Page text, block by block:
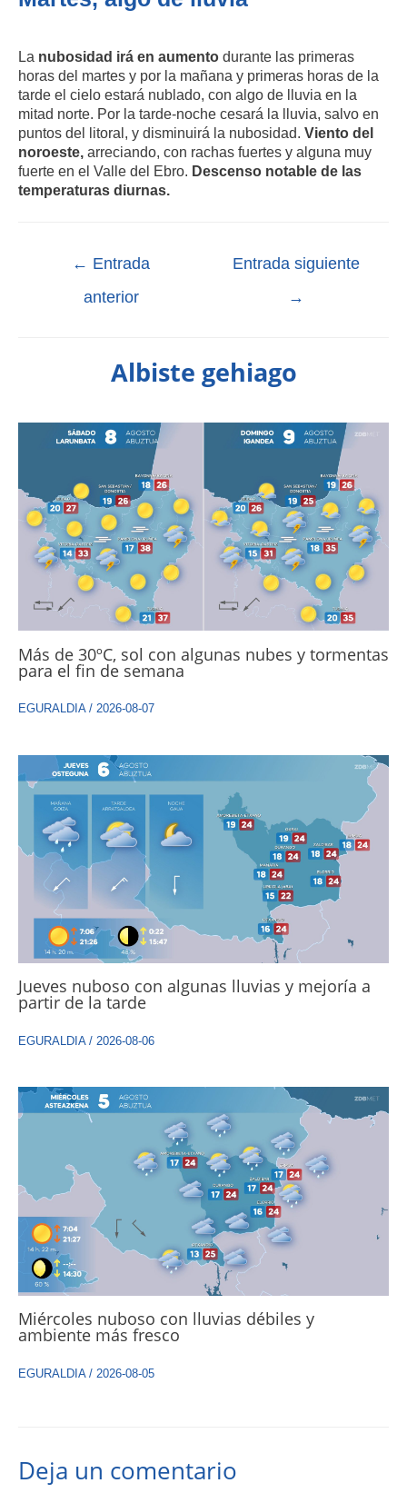
La nubosidad irá en aumento durante las primeras
horas del martes y por la mañana y primeras horas de la
tarde el cielo estará nublado, con algo de lluvia en la
mitad norte. Por la tarde-noche cesará la lluvia, salvo en
puntos del litoral, y disminuirá la nubosidad. Viento del
noroeste, arreciando, con rachas fuertes y alguna muy
fuerte en el Valle del Ebro. Descenso notable de las
temperaturas diurnas.
← Entrada
anterior
Entrada siguiente
→
Albiste gehiago
Más de 30ºC, sol con algunas nubes y tormentas
para el fin de semana
EGURALDIA/ 2026-08-07
Jueves nuboso con algunas lluvias y mejoría a
partir de la tarde
EGURALDIA/ 2026-08-06
Miércoles nuboso con lluvias débiles y
ambiente más fresco
EGURALDIA/ 2026-08-05
Deja un comentario